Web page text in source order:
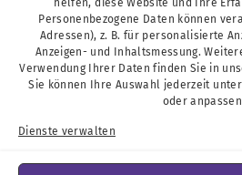
helfen, diese Website und Ihre
Personenbezogene Daten können
Adressen), z. B. für personalisierte
Anzeigen- und Inhaltsmessung.
Verwendung Ihrer Daten finden Sie in
Sie können Ihre Auswahl jederzeit unter
oder
Dienste verwalten